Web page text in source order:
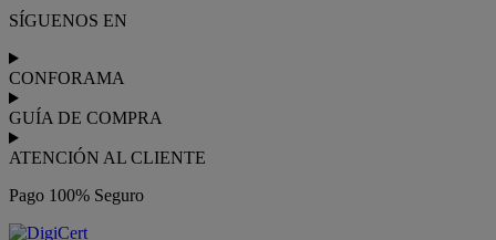
SÍGUENOS EN
CONFORAMA
GUÍA DE COMPRA
ATENCIÓN AL CLIENTE
Pago 100% Seguro